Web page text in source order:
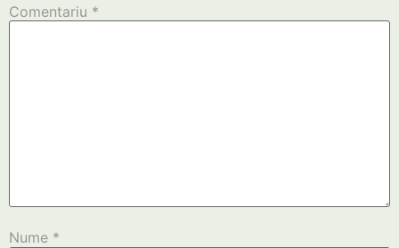
Comentariu *
Nume *